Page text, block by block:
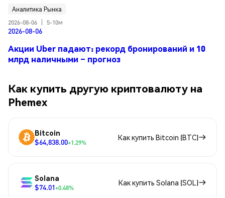
Аналитика Рынка
2026-08-06
5-10м
2026-08-06
Акции Uber падают: рекорд бронирований и 10
млрд наличными – прогноз
Как купить другую криптовалюту на
Phemex
Bitcoin
$64,838.00+1.29%
Как купить Bitcoin (BTC)
Solana
$74.01+0.48%
Как купить Solana (SOL)